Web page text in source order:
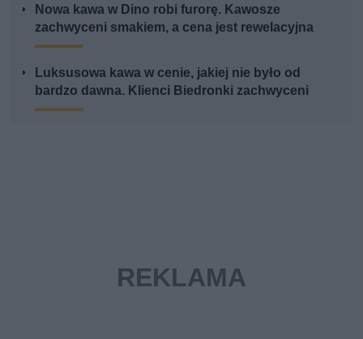
Nowa kawa w Dino robi furorę. Kawosze
zachwyceni smakiem, a cena jest rewelacyjna
Luksusowa kawa w cenie, jakiej nie było od
bardzo dawna. Klienci Biedronki zachwyceni